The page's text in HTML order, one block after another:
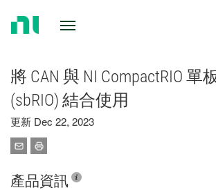
將 CAN 與 NI CompactRIO 單
(sbRIO) 結合使用
更新 Dec 22, 2023
產品資訊